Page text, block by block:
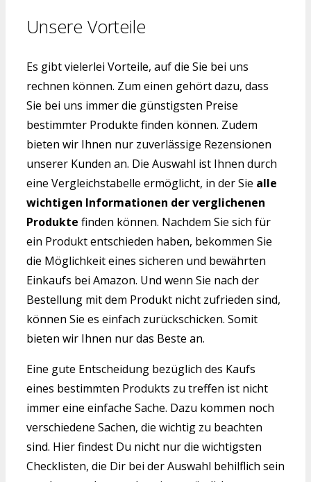
Unsere Vorteile
Es gibt vielerlei Vorteile, auf die Sie bei uns
rechnen können. Zum einen gehört dazu, dass
Sie bei uns immer die günstigsten Preise
bestimmter Produkte finden können. Zudem
bieten wir Ihnen nur zuverlässige Rezensionen
unserer Kunden an. Die Auswahl ist Ihnen durch
eine Vergleichstabelle ermöglicht, in der Sie alle
wichtigen Informationen der verglichenen
Produkte finden können. Nachdem Sie sich für
ein Produkt entschieden haben, bekommen Sie
die Möglichkeit eines sicheren und bewährten
Einkaufs bei Amazon. Und wenn Sie nach der
Bestellung mit dem Produkt nicht zufrieden sind,
können Sie es einfach zurückschicken. Somit
bieten wir Ihnen nur das Beste an.
Eine gute Entscheidung bezüglich des Kaufs
eines bestimmten Produkts zu treffen ist nicht
immer eine einfache Sache. Dazu kommen noch
verschiedene Sachen, die wichtig zu beachten
sind. Hier findest Du nicht nur die wichtigsten
Checklisten, die Dir bei der Auswahl behilflich sein